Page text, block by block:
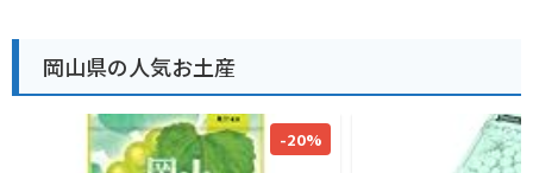
岡山県の人気お土産
-20%